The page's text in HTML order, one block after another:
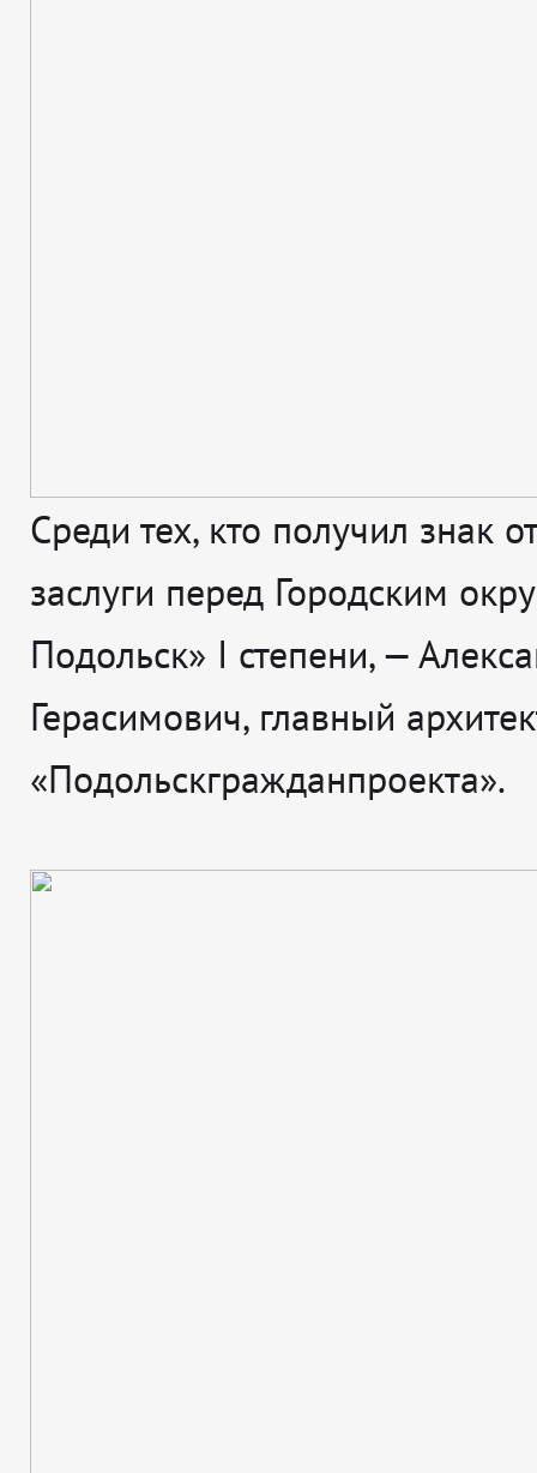
Среди тех, кто получил знак
заслуги перед Городским
Подольск» I степени, —
Герасимович, главный
«Подольскгражданпроекта».